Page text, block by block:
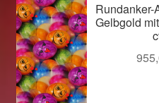
Rundanker-
Gelbgold